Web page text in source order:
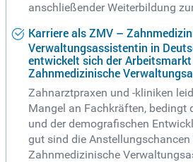
anschließender Weiterbildung
Karriere als ZMV –
Verwaltungsassistentin in
entwickelt sich der
Zahnmedizinische
Zahnarztpraxen und -kliniken
Mangel an Fachkräften, bedingt
und der demografischen
gut sind die
Zahnmedizinische